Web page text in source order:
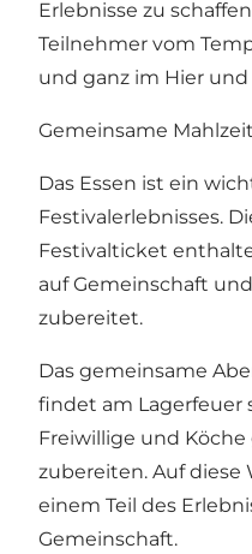
Erlebnisse zu
Teilnehmer vom
und ganz im Hier
Gemeinsame
Das Essen ist ein
Festivalerlebnisses.
Festivalticket
auf Gemeinschaft
zubereitet.
Das gemeinsame
findet am Lagerfeuer
Freiwillige und
zubereiten. Auf diese
einem Teil des
Gemeinschaft.